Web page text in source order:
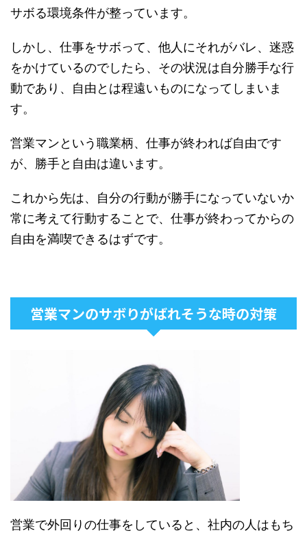
サボる環境条件が整っています。
しかし、仕事をサボって、他人にそれがバレ、迷惑
をかけているのでしたら、その状況は自分勝手な行
動であり、自由とは程遠いものになってしまいま
す。
営業マンという職業柄、仕事が終われば自由です
が、勝手と自由は違います。
これから先は、自分の行動が勝手になっていないか
常に考えて行動することで、仕事が終わってからの
自由を満喫できるはずです。
営業マンのサボりがばれそうな時の対策
営業で外回りの仕事をしていると、社内の人はもち